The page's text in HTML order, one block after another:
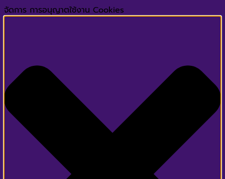
จัดการ การอนุญาตใช้งาน Cookies